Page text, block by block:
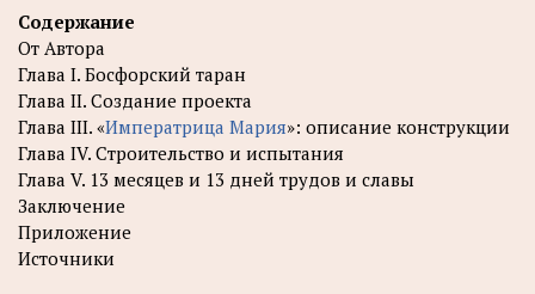
Содержание
От Автора
Глава I. Босфорский таран
Глава II. Создание проекта
Глава III. «Императрица Мария»: описание конструкции
Глава IV. Строительство и испытания
Глава V. 13 месяцев и 13 дней трудов и славы
Заключение
Приложение
Источники